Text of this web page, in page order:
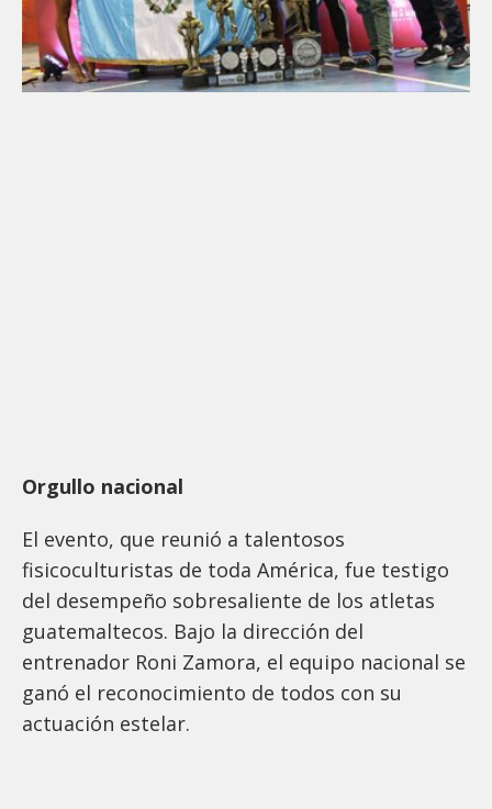
Orgullo nacional
El evento, que reunió a talentosos
fisicoculturistas de toda América, fue testigo
del desempeño sobresaliente de los atletas
guatemaltecos. Bajo la dirección del
entrenador Roni Zamora, el equipo nacional se
ganó el reconocimiento de todos con su
actuación estelar.